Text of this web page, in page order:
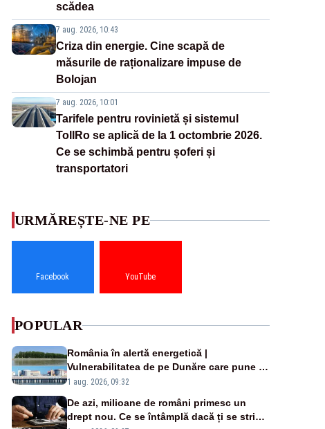
scădea
7 aug. 2026, 10:43
Criza din energie. Cine scapă de
măsurile de raționalizare impuse de
Bolojan
7 aug. 2026, 10:01
Tarifele pentru rovinietă și sistemul
TollRo se aplică de la 1 octombrie 2026.
Ce se schimbă pentru șoferi și
transportatori
URMĂREȘTE-NE PE
Facebook YouTube
POPULAR
România în alertă energetică |
Vulnerabilitatea de pe Dunăre care pune în
pericol Centrala Cernavodă era cunoscută
1 aug. 2026, 09:32
De azi, milioane de români primesc un
drept nou. Ce se întâmplă dacă ți se strică